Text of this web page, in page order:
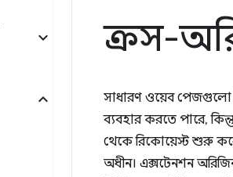
ক্রস-
সাধারণ ওয়েব পেজগুলো
ব্যবহার করতে পারে,
থেকে রিকোয়েস্ট শুরু করে
অধীন। এক্সটেনশন